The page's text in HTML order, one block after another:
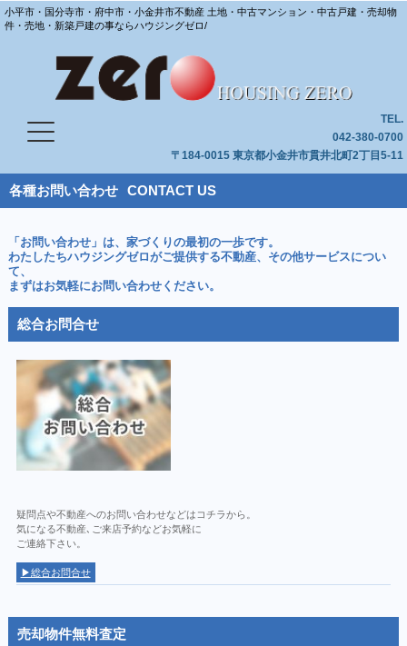
小平市・国分寺市・府中市・小金井市不動産 土地・中古マンション・中古戸建・売却物
件・売地・新築戸建の事ならハウジングゼロ/
TEL.
042-380-0700
〒184-0015 東京都小金井市貫井北町2丁目5-11
各種お問い合わせ CONTACT US
「お問い合わせ」は、家づくりの最初の一歩です。
わたしたちハウジングゼロがご提供する不動産、その他サービスについ
て、
まずはお気軽にお問い合わせください。
総合お問合せ
疑問点や不動産へのお問い合わせなどはコチラから。
気になる不動産､ご来店予約などお気軽に
ご連絡下さい。
▶総合お問合せ
売却物件無料査定